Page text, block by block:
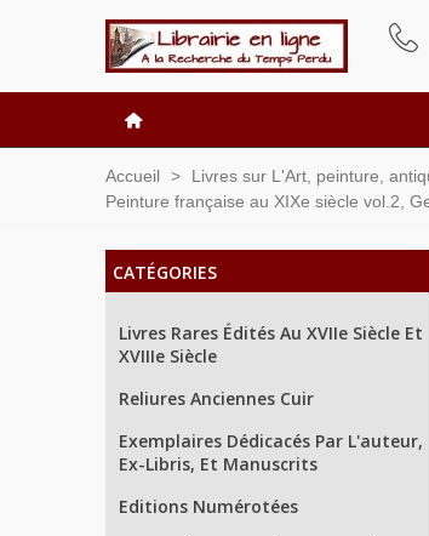
Accueil > Livres sur L'Art, peinture,
Peinture française au XIXe siècle vol.2,
CATÉGORIES
Livres Rares Édités Au XVIIe Siècle Et
XVIIIe Siècle
Reliures Anciennes Cuir
Exemplaires Dédicacés Par L'auteur,
Ex-Libris, Et Manuscrits
Editions Numérotées